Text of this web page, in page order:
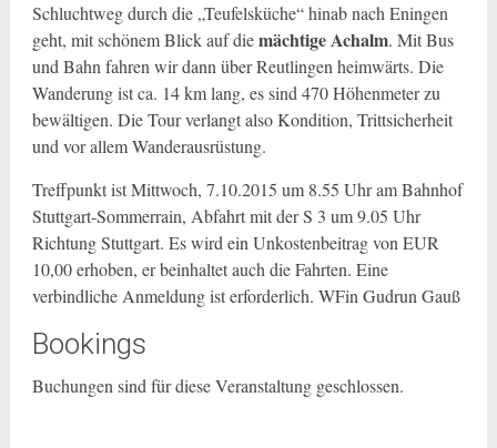
Schluchtweg durch die „Teufelsküche“ hinab nach Eningen
geht, mit schönem Blick auf diemächtige Achalm. Mit Bus
und Bahn fahren wir dann über Reutlingen heimwärts. Die
Wanderung ist ca. 14 km lang, es sind 470 Höhenmeter zu
bewältigen. Die Tour verlangt also Kondition, Trittsicherheit
und vor allem Wanderausrüstung.
Treffpunkt ist Mittwoch, 7.10.2015 um 8.55 Uhr am Bahnhof
Stuttgart-Sommerrain, Abfahrt mit der S 3 um 9.05 Uhr
Richtung Stuttgart. Es wird ein Unkostenbeitrag von EUR
10,00 erhoben, er beinhaltet auch die Fahrten. Eine
verbindliche Anmeldung ist erforderlich. WFin Gudrun Gauß
Bookings
Buchungen sind für diese Veranstaltung geschlossen.